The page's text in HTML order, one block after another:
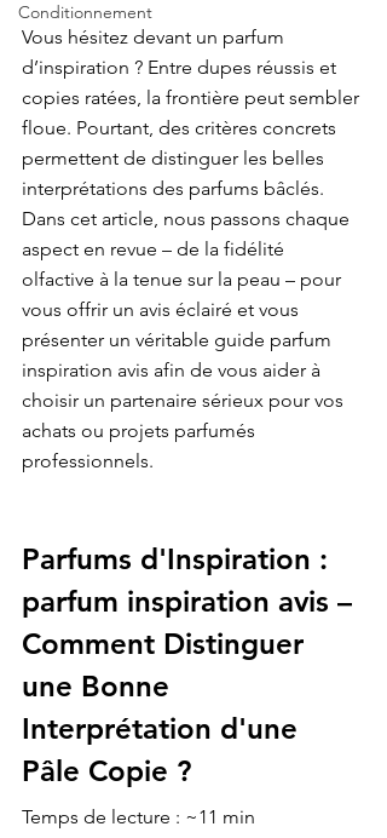
Conditionnement
Vous hésitez devant un parfum
d’inspiration ? Entre dupes réussis et
copies ratées, la frontière peut sembler
floue. Pourtant, des critères concrets
permettent de distinguer les belles
interprétations des parfums bâclés.
Dans cet article, nous passons chaque
aspect en revue – de la fidélité
olfactive à la tenue sur la peau – pour
vous offrir un avis éclairé et vous
présenter un véritable guide parfum
inspiration avis afin de vous aider à
choisir un partenaire sérieux pour vos
achats ou projets parfumés
Parfums d'Inspiration :
parfum inspiration avis –
Comment Distinguer
une Bonne
Interprétation d'une
Pâle Copie ?
Temps de lecture : ~11 min